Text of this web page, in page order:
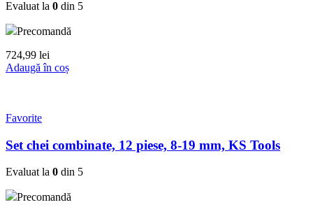
Evaluat la 0 din 5
Precomandă
724,99 lei
Adaugă în coș
Favorite
Set chei combinate, 12 piese, 8-19 mm, KS Tools
Evaluat la 0 din 5
Precomandă